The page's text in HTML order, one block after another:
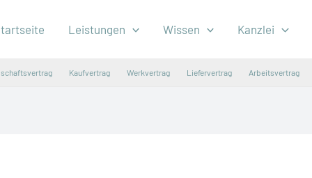
Leistungen Wissen Kanzlei
Kaufvertrag Werkvertrag Liefervertrag Arbeitsvertrag